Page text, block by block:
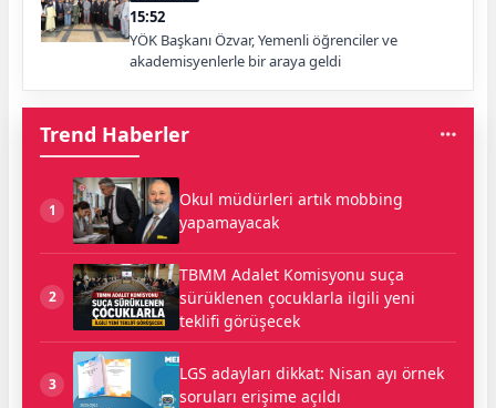
15:52
YÖK Başkanı Özvar, Yemenli öğrenciler ve
akademisyenlerle bir araya geldi
Trend Haberler
1
Okul müdürleri artık mobbing
yapamayacak
2
TBMM Adalet Komisyonu suça
sürüklenen çocuklarla ilgili yeni
teklifi görüşecek
3
LGS adayları dikkat: Nisan ayı örnek
soruları erişime açıldı